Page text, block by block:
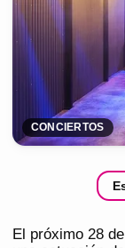
CONCIERTOS
El próximo 28